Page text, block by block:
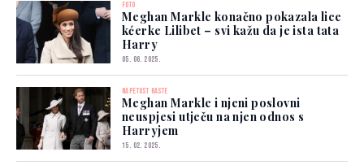
FOTO
Meghan Markle konačno pokazala lice
kćerke Lilibet – svi kažu da je ista tata
Harry
05. 06. 2025.
NAPETOST RASTE
Meghan Markle i njeni poslovni
neuspjesi utječu na njen odnos s
Harryjem
15. 02. 2025.